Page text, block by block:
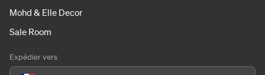
Mohd & Elle Decor
Sale Room
Expédier vers